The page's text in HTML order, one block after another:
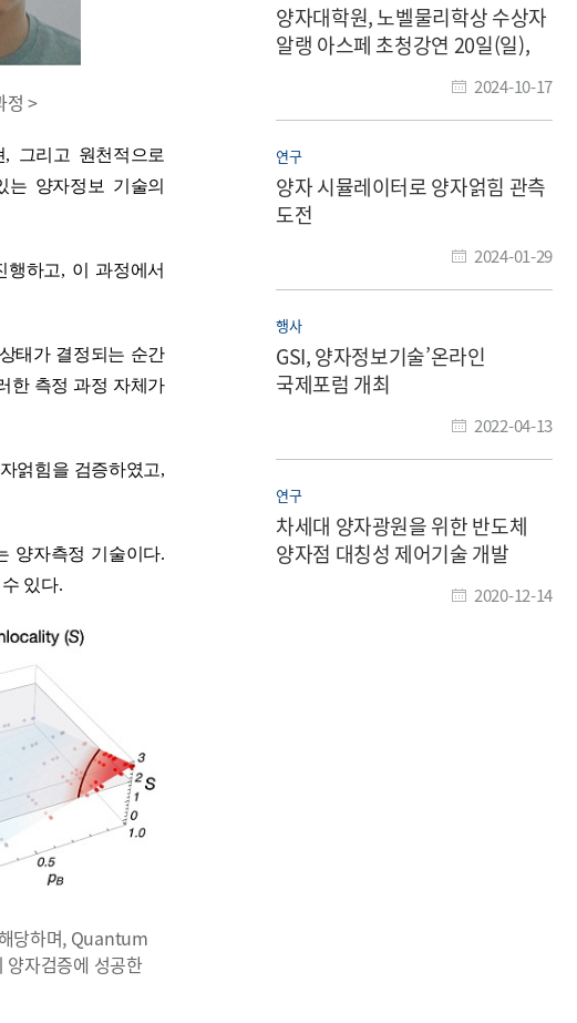
정 >
,
그리고 원천적으로
양자정보 기술의
행하고, 이 과정에서
태가 결정되는 순간
한 측정 과정 자체가
얽힘을 검증하였고,
양자측정 기술이다.
있다.
당하며, Quantum
자검증에 성공한
양자대학원, 노벨물리학상 수상자
알랭 아스페 초청강연 20일(일),
2024-10-17
연구
양자 시뮬레이터로 양자얽힘 관측
도전
2024-01-29
행사
GSI, 양자정보기술’온라인
국제포럼 개최
2022-04-13
연구
차세대 양자광원을 위한 반도체
양자점 대칭성 제어기술 개발
2020-12-14